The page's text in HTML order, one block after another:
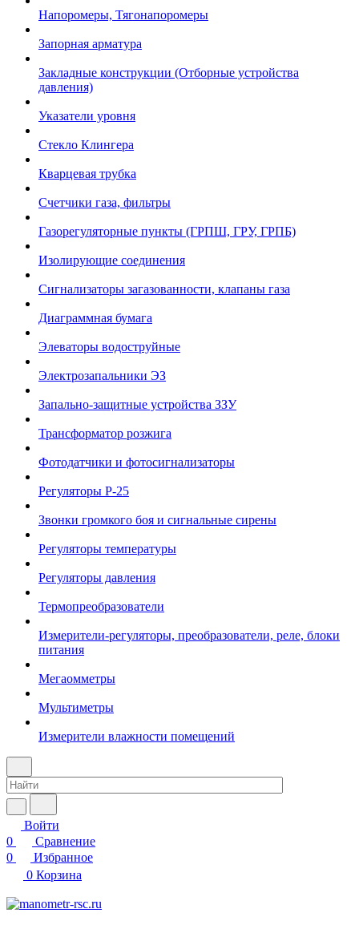
Напоромеры, Тягонапоромеры
Запорная арматура
Закладные конструкции (Отборные устройства
давления)
Указатели уровня
Стекло Клингера
Кварцевая трубка
Счетчики газа, фильтры
Газорегуляторные пункты (ГРПШ, ГРУ, ГРПБ)
Изолирующие соединения
Сигнализаторы загазованности, клапаны газа
Диаграммная бумага
Элеваторы водоструйные
Электрозапальники ЭЗ
Запально-защитные устройства ЗЗУ
Трансформатор розжига
Фотодатчики и фотосигнализаторы
Регуляторы Р-25
Звонки громкого боя и сигнальные сирены
Регуляторы температуры
Регуляторы давления
Термопреобразователи
Измерители-регуляторы, преобразователи, реле, блоки
питания
Мегаомметры
Мультиметры
Измерители влажности помещений
Войти
0
Сравнение
0
Избранное
0 Корзина